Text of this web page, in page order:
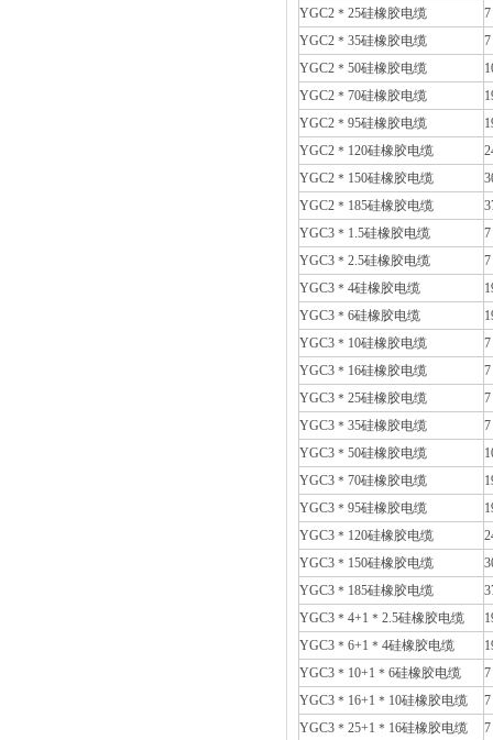
YGC2＊25硅橡胶电缆
YGC2＊35硅橡胶电缆
YGC2＊50硅橡胶电缆
YGC2＊70硅橡胶电缆
YGC2＊95硅橡胶电缆
YGC2＊120硅橡胶电缆
YGC2＊150硅橡胶电缆
YGC2＊185硅橡胶电缆
YGC3＊1.5硅橡胶电缆
YGC3＊2.5硅橡胶电缆
YGC3＊4硅橡胶电缆
YGC3＊6硅橡胶电缆
YGC3＊10硅橡胶电缆
YGC3＊16硅橡胶电缆
YGC3＊25硅橡胶电缆
YGC3＊35硅橡胶电缆
YGC3＊50硅橡胶电缆
YGC3＊70硅橡胶电缆
YGC3＊95硅橡胶电缆
YGC3＊120硅橡胶电缆
YGC3＊150硅橡胶电缆
YGC3＊185硅橡胶电缆
YGC3＊4+1＊2.5硅橡胶电缆
YGC3＊6+1＊4硅橡胶电缆
YGC3＊10+1＊6硅橡胶电缆
YGC3＊16+1＊10硅橡胶电缆
YGC3＊25+1＊16硅橡胶电缆